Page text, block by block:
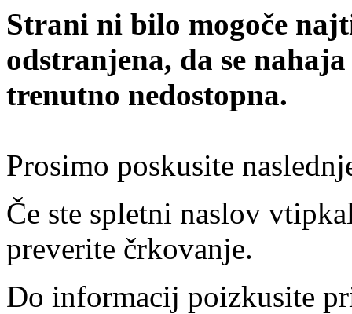
Strani ni bilo mogoče
odstranjena, da se
trenutno nedostopna.
Prosimo poskusite
Če ste spletni naslov
preverite črkovanje.
Do informacij poizkusite